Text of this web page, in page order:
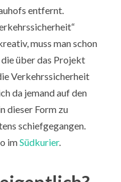
entfernt.
muss man schon
über das Projekt
Verkehrssicherheit
da jemand auf den
dieser Form zu
schiefgegangen.
imSüdkurier.